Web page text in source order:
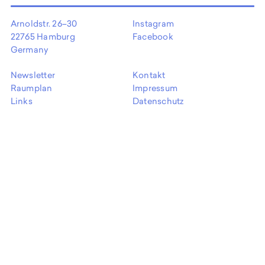
EN
Arnoldstr. 26–30
22765 Hamburg
Germany
Instagram
Facebook
Newsletter
Raumplan
Links
Kontakt
Impressum
Datenschutz